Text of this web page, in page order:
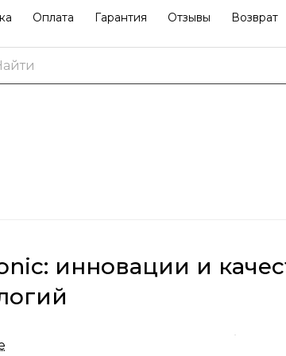
Оплата Гарантия Отзывы Возврат
инновации и
это известный международный бренд,